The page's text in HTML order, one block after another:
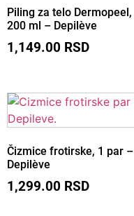
Piling za telo Dermopeel,
200 ml – Depilève
1,149.00 RSD
Čizmice frotirske, 1 par –
Depilève
1,299.00 RSD